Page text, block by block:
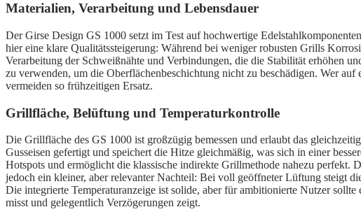
Materialien, Verarbeitung und Lebensdauer
Der Girse Design GS 1000 setzt im Test auf hochwertige
hier eine klare Qualitätssteigerung: Während bei weniger robusten Grills
Verarbeitung der Schweißnähte und Verbindungen, die die Stabilität erhöhen
zu verwenden, um die Oberflächenbeschichtung nicht zu beschädigen. Wer
vermeiden so frühzeitigen Ersatz.
Grillfläche, Belüftung und Temperaturkontrolle
Die Grillfläche des GS 1000 ist großzügig bemessen und erlaubt das
Gusseisen gefertigt und speichert die Hitze gleichmäßig, was sich in einer
Hotspots und ermöglicht die klassische indirekte Grillmethode nahezu
jedoch ein kleiner, aber relevanter Nachteil: Bei voll geöffneter Lüftung steigt
Die integrierte Temperaturanzeige ist solide, aber für ambitionierte Nutzer
misst und gelegentlich Verzögerungen zeigt.